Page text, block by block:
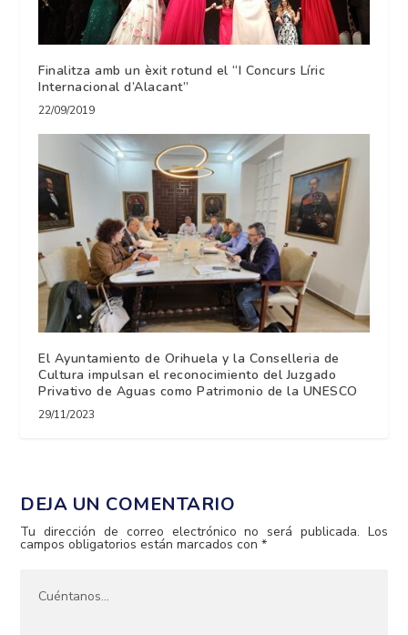
Finalitza amb un èxit rotund el “I Concurs Líric
Internacional d’Alacant”
22/09/2019
El Ayuntamiento de Orihuela y la Conselleria de
Cultura impulsan el reconocimiento del Juzgado
Privativo de Aguas como Patrimonio de la UNESCO
29/11/2023
DEJA UN COMENTARIO
Tu dirección de correo electrónico no será publicada. Los
campos obligatorios están marcados con*